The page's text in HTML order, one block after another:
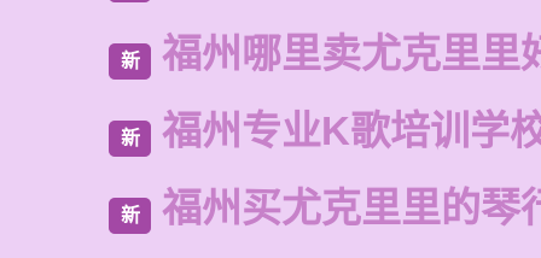
新 福州哪里卖尤克里里
新 福州专业K歌培训学
新 福州买尤克里里的琴